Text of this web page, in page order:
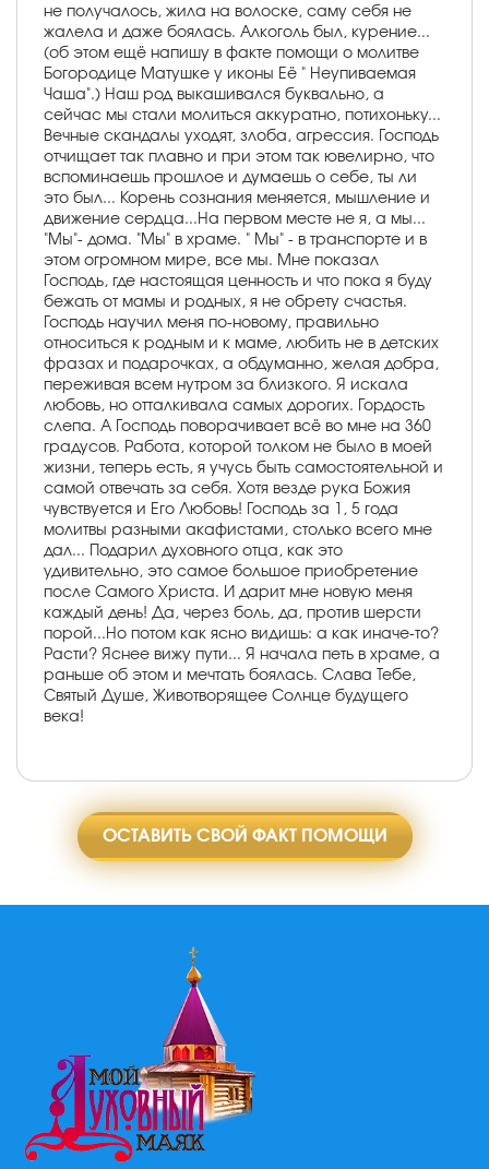
не получалось, жила на волоске, саму себя не
жалела и даже боялась. Алкоголь был, курение...
(об этом ещё напишу в факте помощи о молитве
Богородице Матушке у иконы Её " Неупиваемая
Чаша".) Наш род выкашивался буквально, а
сейчас мы стали молиться аккуратно, потихоньку...
Вечные скандалы уходят, злоба, агрессия. Господь
отчищает так плавно и при этом так ювелирно, что
вспоминаешь прошлое и думаешь о себе, ты ли
это был... Корень сознания меняется, мышление и
движение сердца...На первом месте не я, а мы...
"Мы"- дома. "Мы" в храме. " Мы" - в транспорте и в
этом огромном мире, все мы. Мне показал
Господь, где настоящая ценность и что пока я буду
бежать от мамы и родных, я не обрету счастья.
Господь научил меня по-новому, правильно
относиться к родным и к маме, любить не в детских
фразах и подарочках, а обдуманно, желая добра,
переживая всем нутром за близкого. Я искала
любовь, но отталкивала самых дорогих. Гордость
слепа. А Господь поворачивает всё во мне на 360
градусов. Работа, которой толком не было в моей
жизни, теперь есть, я учусь быть самостоятельной и
самой отвечать за себя. Хотя везде рука Божия
чувствуется и Его Любовь! Господь за 1, 5 года
молитвы разными акафистами, столько всего мне
дал... Подарил духовного отца, как это
удивительно, это самое большое приобретение
после Самого Христа. И дарит мне новую меня
каждый день! Да, через боль, да, против шерсти
порой...Но потом как ясно видишь: а как иначе-то?
Расти? Яснее вижу пути... Я начала петь в храме, а
раньше об этом и мечтать боялась. Слава Тебе,
Святый Душе, Животворящее Солнце будущего
века!
ОСТАВИТЬ СВОЙ ФАКТ ПОМОЩИ